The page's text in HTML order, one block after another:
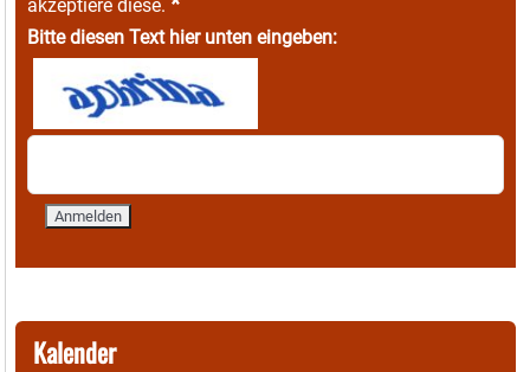
akzeptiere diese.
Bitte diesen Text hier unten eingeben:
Kalender